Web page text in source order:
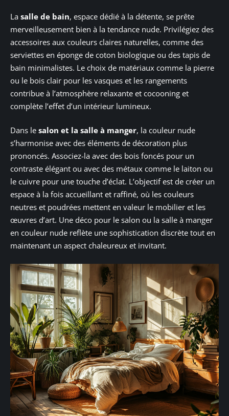
La salle de bain, espace dédié à la détente, se prête
merveilleusement bien à la tendance nude. Privilégiez des
accessoires aux couleurs claires naturelles, comme des
serviettes en éponge de coton biologique ou des tapis de
bain minimalistes. Le choix de matériaux comme la pierre
ou le bois clair pour les vasques et les rangements
contribue à l’atmosphère relaxante et cocooning et
complète l’effet d’un intérieur lumineux.
Dans le salon et la salle à manger, la couleur nude
s’harmonise avec des éléments de décoration plus
prononcés. Associez-la avec des bois foncés pour un
contraste élégant ou avec des métaux comme le laiton ou
le cuivre pour une touche d’éclat. L’objectif est de créer un
espace à la fois accueillant et raffiné, où les couleurs
neutres et poudrées mettent en valeur le mobilier et les
œuvres d’art. Une déco pour le salon ou la salle à manger
en couleur nude reflète une sophistication discrète tout en
maintenant un aspect chaleureux et invitant.